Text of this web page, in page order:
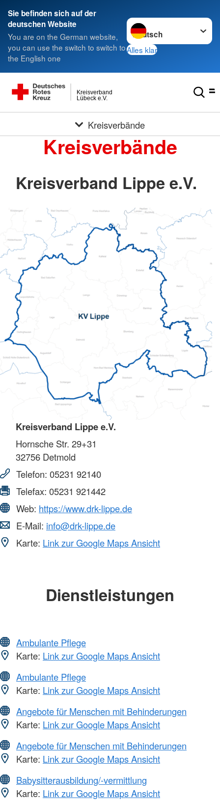
Sie befinden sich auf der
deutschen Website
You are on the German website,
you can use the switch to switch to
the English one
Sprache wechseln zu
Alles klar
Lübeck e.V.
Kreisverband
Kreisverbände
Kreisverbände
Kreisverband Lippe e.V.
Kreisverband Lippe e.V.
Hornsche Str. 29+31
32756 Detmold
Telefon: 05231 92140
Telefax: 05231 921442
Web: https://www.drk-lippe.de
E-Mail: info@drk-lippe.de
Karte: Link zur Google Maps Ansicht
Dienstleistungen
Ambulante Pflege
Karte: Link zur Google Maps Ansicht
Ambulante Pflege
Karte: Link zur Google Maps Ansicht
Angebote für Menschen mit Behinderungen
Karte: Link zur Google Maps Ansicht
Angebote für Menschen mit Behinderungen
Karte: Link zur Google Maps Ansicht
Babysitterausbildung/-vermittlung
Karte: Link zur Google Maps Ansicht